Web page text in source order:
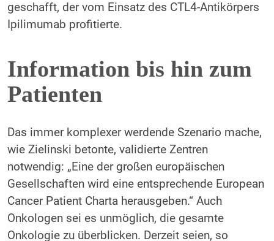
geschafft, der vom Einsatz des CTL4-Antikörpers
Ipilimumab profitierte.
Information bis hin zum
Patienten
Das immer komplexer werdende Szenario mache,
wie Zielinski betonte, validierte Zentren
notwendig: „Eine der großen europäischen
Gesellschaften wird eine entsprechende European
Cancer Patient Charta herausgeben.“ Auch
Onkologen sei es unmöglich, die gesamte
Onkologie zu überblicken. Derzeit seien, so